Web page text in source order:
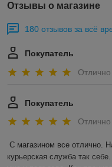
Отзывы о магазине
180 отзывов за всё
Покупатель
Отлично
Покупатель
Отлично
С магазином все отлично.
курьерская служба так